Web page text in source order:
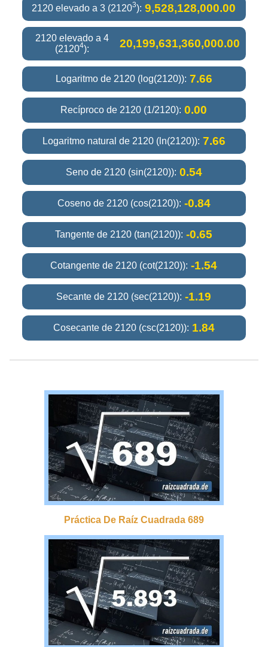
2120 elevado a 3 (21203): 9,528,128,000.00
2120 elevado a 4
(21204): 20,199,631,360,000.00
Logaritmo de 2120 (log(2120)): 7.66
Recíproco de 2120 (1/2120): 0.00
Logaritmo natural de 2120 (ln(2120)): 7.66
Seno de 2120 (sin(2120)): 0.54
Coseno de 2120 (cos(2120)): -0.84
Tangente de 2120 (tan(2120)): -0.65
Cotangente de 2120 (cot(2120)): -1.54
Secante de 2120 (sec(2120)): -1.19
Cosecante de 2120 (csc(2120)): 1.84
Práctica De Raíz Cuadrada 689